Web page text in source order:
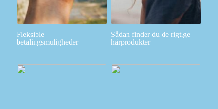
Fleksible
betalingsmuligheder
Sådan finder du de rigtige
hårprodukter